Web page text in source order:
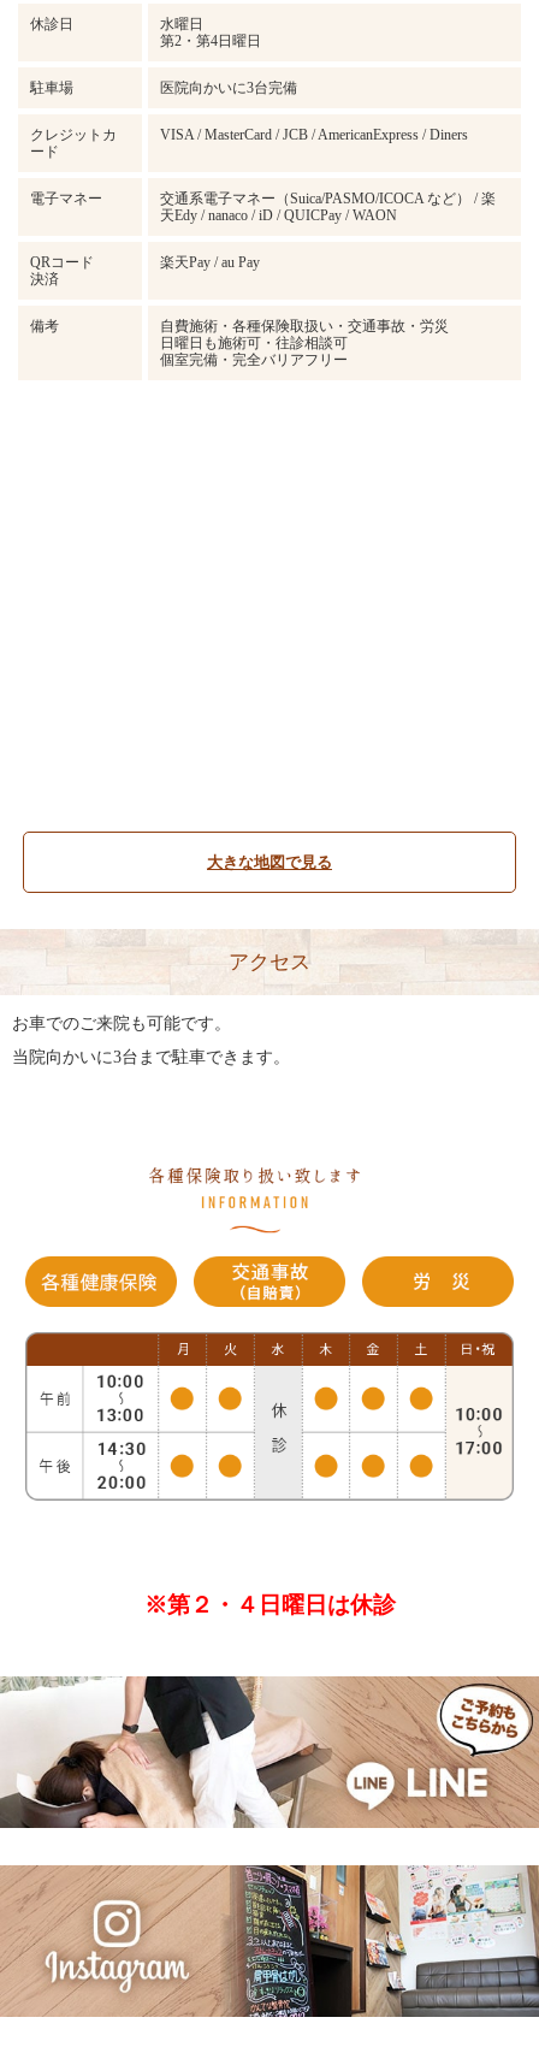
休診日
水曜日
第2・第4日曜日
駐車場 医院向かいに3台完備
クレジットカ
ード
VISA / MasterCard / JCB / AmericanExpress / Diners
電子マネー
交通系電子マネー（Suica/PASMO/ICOCA など） / 楽
天Edy / nanaco / iD / QUICPay / WAON
QRコード
決済
楽天Pay / au Pay
備考
自費施術・各種保険取扱い・交通事故・労災
日曜日も施術可・往診相談可
個室完備・完全バリアフリー
大きな地図で見る
アクセス
お車でのご来院も可能です。
当院向かいに3台まで駐車できます。
※第２・４日曜日は休診